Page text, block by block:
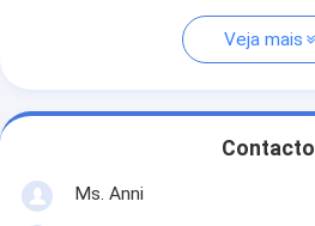
Veja mais
Contacto
Ms. Anni